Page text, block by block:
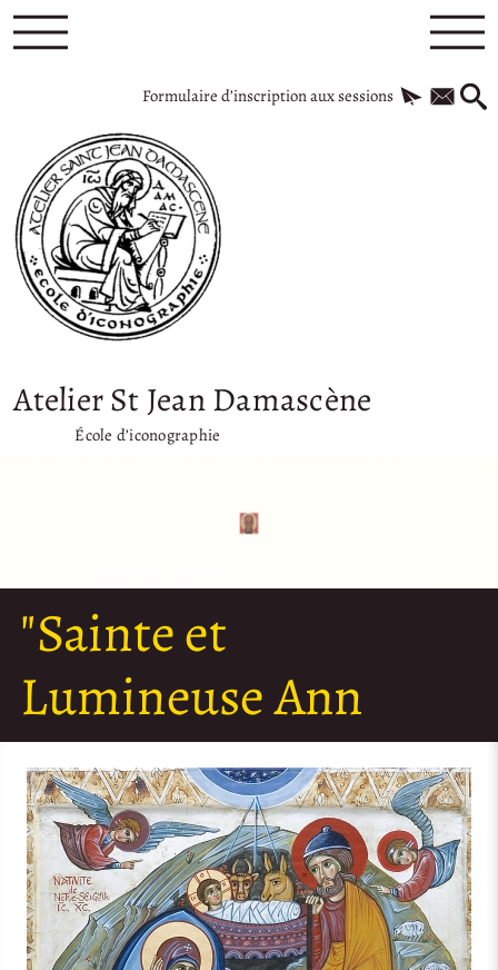
Formulaire d’inscription aux sessions
Atelier St Jean Damascène
École d’iconographie
"Sainte et
Lumineuse Ann